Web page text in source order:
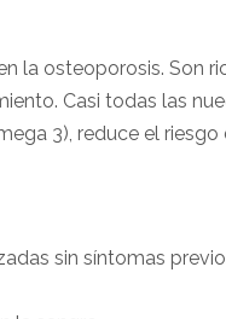
la osteoporosis. Son
Casi todas las
3), reduce el
sin síntomas